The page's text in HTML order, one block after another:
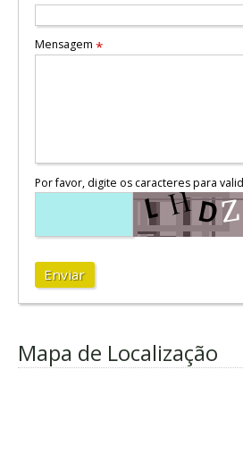
Mensagem *
Por favor, digite os caracteres para
Enviar
Mapa de Localização